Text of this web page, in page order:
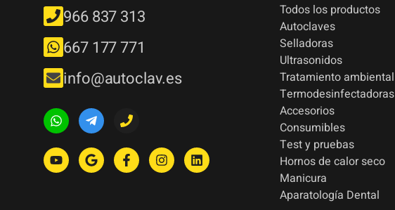
966 837 313
667 177 771
info@autoclav.es
Todos los productos
Autoclaves
Selladoras
Ultrasonidos
Tratamiento ambiental
Termodesinfectadoras
Accesorios
Consumibles
Test y pruebas
Hornos de calor seco
Manicura
Aparatología Dental